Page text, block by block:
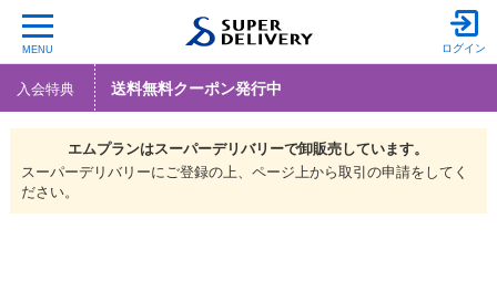
MENU ログイン
入会特典 送料無料クーポン発行中
エムプランはスーパーデリバリーで卸販売しています。
スーパーデリバリーにご登録の上、ページ上から取引の申請をしてく
ださい。